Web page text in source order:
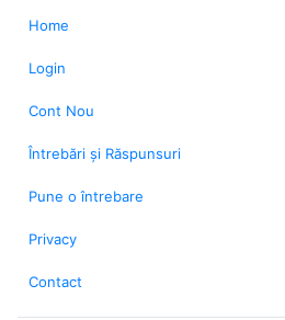
Home
Login
Cont Nou
Întrebări și Răspunsuri
Pune o întrebare
Privacy
Contact